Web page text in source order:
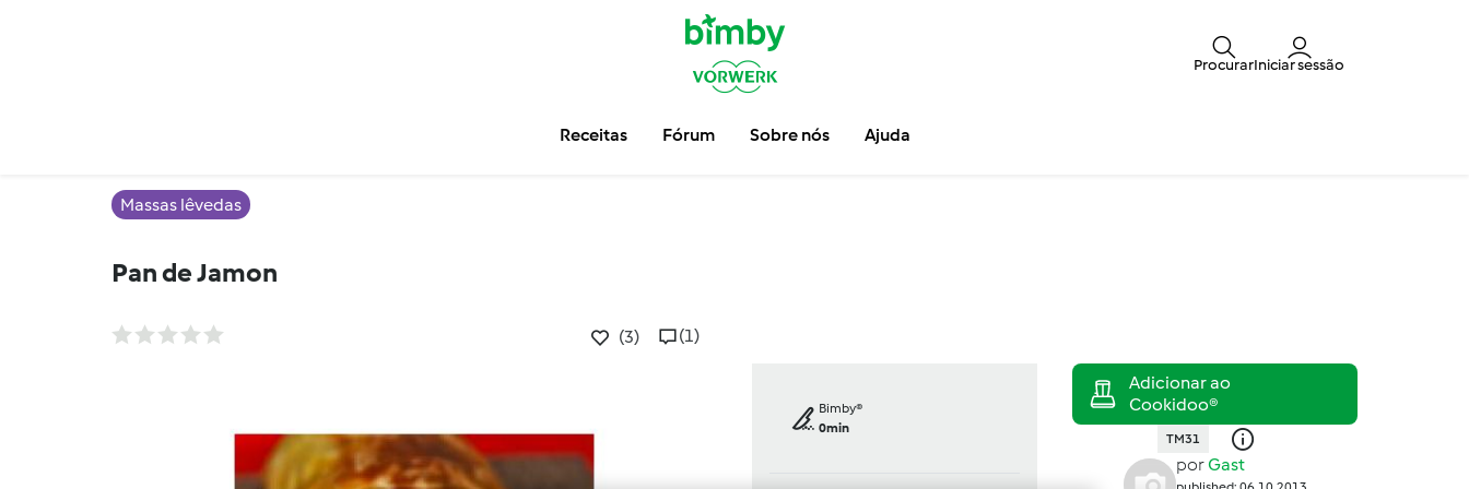
ProcurarIniciar sessão
Receitas Fórum Sobre nós Ajuda
Massas lêvedas
Pan de Jamon
(3) (1)
Bimby®
0min
TM31
porGast